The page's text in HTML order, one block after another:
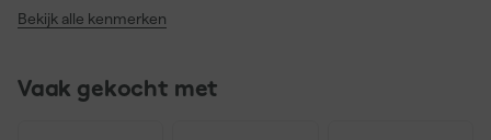
Bekijk alle kenmerken
Vaak gekocht met